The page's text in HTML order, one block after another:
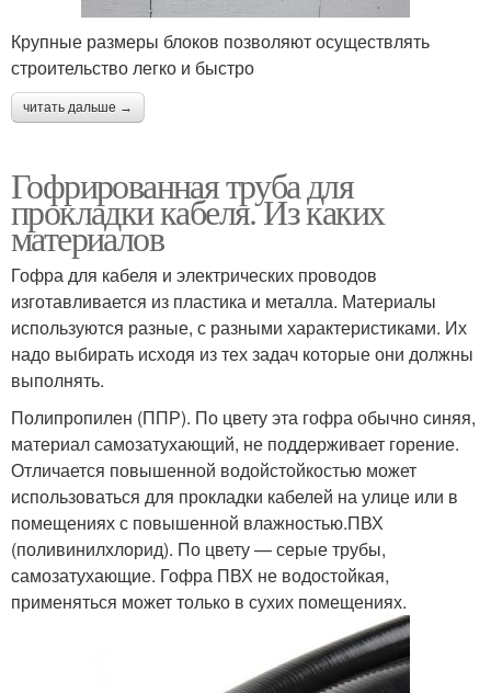
Крупные размеры блоков позволяют осуществлять
строительство легко и быстро
читать дальше →
Гофрированная труба для
прокладки кабеля. Из каких
материалов
Гофра для кабеля и электрических проводов
изготавливается из пластика и металла. Материалы
используются разные, с разными характеристиками. Их
надо выбирать исходя из тех задач которые они должны
выполнять.
Полипропилен (ППР). По цвету эта гофра обычно синяя,
материал самозатухающий, не поддерживает горение.
Отличается повышенной водойстойкостью может
использоваться для прокладки кабелей на улице или в
помещениях с повышенной влажностью.ПВХ
(поливинилхлорид). По цвету — серые трубы,
самозатухающие. Гофра ПВХ не водостойкая,
применяться может только в сухих помещениях.